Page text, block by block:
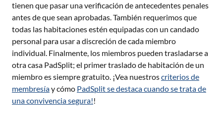
tienen que pasar una verificación de antecedentes penales
antes de que sean aprobadas. También requerimos que
todas las habitaciones estén equipadas con un candado
personal para usar a discreción de cada miembro
individual. Finalmente, los miembros pueden trasladarse a
otra casa PadSplit; el primer traslado de habitación de un
miembro es siempre gratuito. ¡Vea nuestroscriterios de
membresíay cómo PadSplit se destaca cuando se trata de
una convivencia segura!!